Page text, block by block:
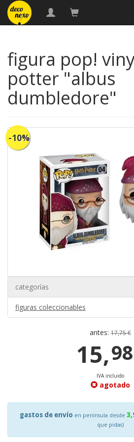
figura pop!
potter "albus
dumbledore"
-10%
categorías
figuras coleccionables
antes: 17,75 €
15,98
IVA incluido
agotado
gastos de envío en península desde
que pidas)